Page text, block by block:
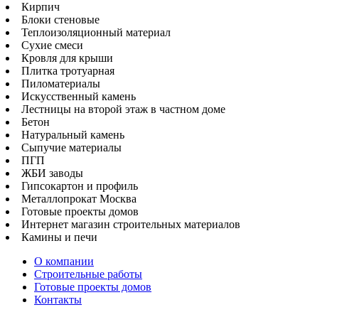
Кирпич
Блоки стеновые
Теплоизоляционный материал
Сухие смеси
Кровля для крыши
Плитка тротуарная
Пиломатериалы
Искусственный камень
Лестницы на второй этаж в частном доме
Бетон
Натуральный камень
Сыпучие материалы
ПГП
ЖБИ заводы
Гипсокартон и профиль
Металлопрокат Москва
Готовые проекты домов
Интернет магазин строительных материалов
Камины и печи
О компании
Строительные работы
Готовые проекты домов
Контакты